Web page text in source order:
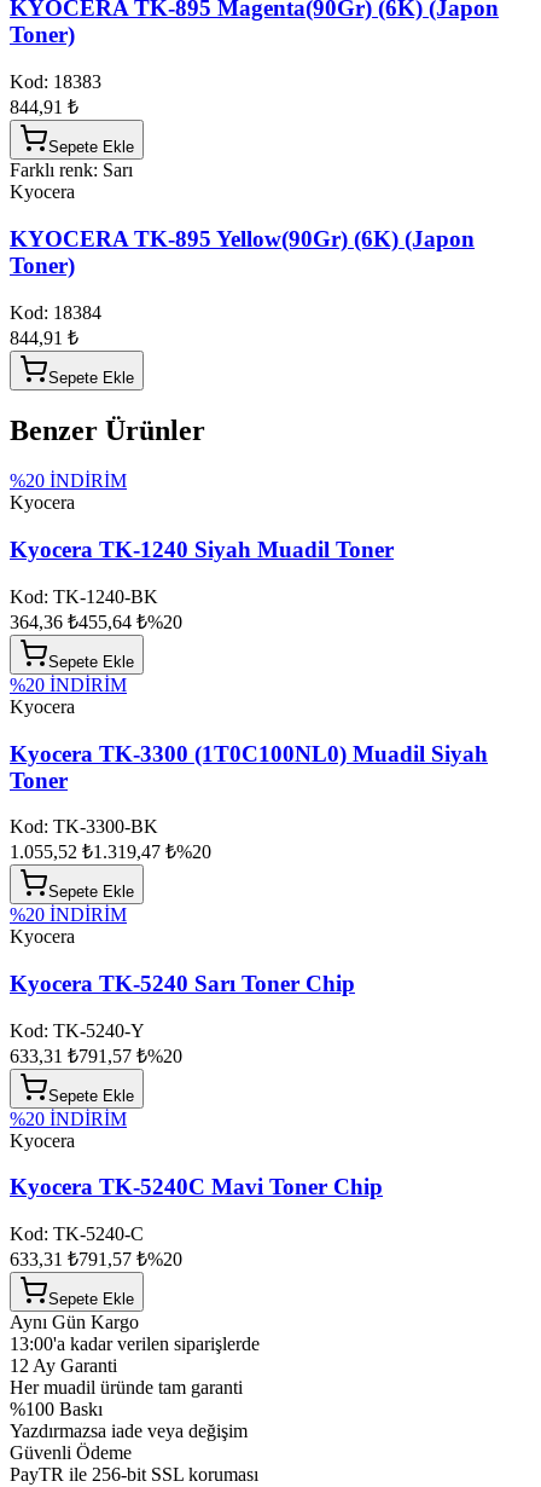
KYOCERA TK-895 Magenta(90Gr) (6K) (Japon
Toner)
Kod: 18383
844,91 ₺
Sepete Ekle
Farklı renk: Sarı
Kyocera
KYOCERA TK-895 Yellow(90Gr) (6K) (Japon
Toner)
Kod: 18384
844,91 ₺
Sepete Ekle
Benzer Ürünler
%20 İNDİRİM
Kyocera
Kyocera TK-1240 Siyah Muadil Toner
Kod: TK-1240-BK
364,36 ₺455,64 ₺%20
Sepete Ekle
%20 İNDİRİM
Kyocera
Kyocera TK-3300 (1T0C100NL0) Muadil Siyah
Toner
Kod: TK-3300-BK
1.055,52 ₺1.319,47 ₺%20
Sepete Ekle
%20 İNDİRİM
Kyocera
Kyocera TK-5240 Sarı Toner Chip
Kod: TK-5240-Y
633,31 ₺791,57 ₺%20
Sepete Ekle
%20 İNDİRİM
Kyocera
Kyocera TK-5240C Mavi Toner Chip
Kod: TK-5240-C
633,31 ₺791,57 ₺%20
Sepete Ekle
Aynı Gün Kargo
13:00'a kadar verilen siparişlerde
12 Ay Garanti
Her muadil üründe tam garanti
%100 Baskı
Yazdırmazsa iade veya değişim
Güvenli Ödeme
PayTR ile 256-bit SSL koruması